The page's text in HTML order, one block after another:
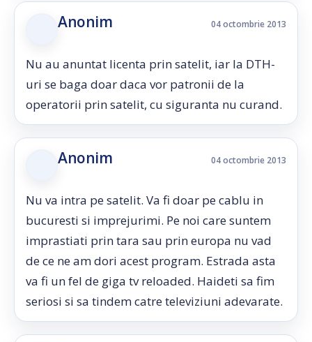
Anonim 04 octombrie 2013
Nu au anuntat licenta prin satelit, iar la DTH-
uri se baga doar daca vor patronii de la
operatorii prin satelit, cu siguranta nu curand.
Anonim 04 octombrie 2013
Nu va intra pe satelit. Va fi doar pe cablu in
bucuresti si imprejurimi. Pe noi care suntem
imprastiati prin tara sau prin europa nu vad
de ce ne am dori acest program. Estrada asta
va fi un fel de giga tv reloaded. Haideti sa fim
seriosi si sa tindem catre televiziuni adevarate.